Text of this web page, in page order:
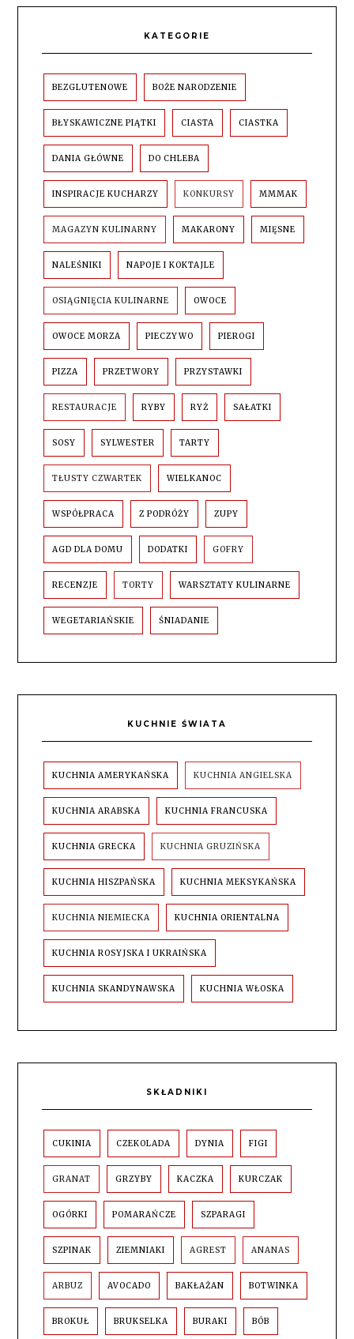
KATEGORIE
BEZGLUTENOWE BOŻE NARODZENIE
BŁYSKAWICZNE PIĄTKI CIASTA CIASTKA
DANIA GŁÓWNE DO CHLEBA
INSPIRACJE KUCHARZY KONKURSY MMMAK
MAGAZYN KULINARNY MAKARONY MIĘSNE
NALEŚNIKI NAPOJE I KOKTAJLE
OSIĄGNIĘCIA KULINARNE OWOCE
OWOCE MORZA PIECZYWO PIEROGI
PIZZA PRZETWORY PRZYSTAWKI
RESTAURACJE RYBY RYŻ SAŁATKI
SOSY SYLWESTER TARTY
TŁUSTY CZWARTEK WIELKANOC
WSPÓŁPRACA Z PODRÓŻY ZUPY
AGD DLA DOMU DODATKI GOFRY
RECENZJE TORTY WARSZTATY KULINARNE
WEGETARIAŃSKIE ŚNIADANIE
KUCHNIE ŚWIATA
KUCHNIA AMERYKAŃSKA KUCHNIA ANGIELSKA
KUCHNIA ARABSKA KUCHNIA FRANCUSKA
KUCHNIA GRECKA KUCHNIA GRUZIŃSKA
KUCHNIA HISZPAŃSKA KUCHNIA MEKSYKAŃSKA
KUCHNIA NIEMIECKA KUCHNIA ORIENTALNA
KUCHNIA ROSYJSKA I UKRAIŃSKA
KUCHNIA SKANDYNAWSKA KUCHNIA WŁOSKA
SKŁADNIKI
CUKINIA CZEKOLADA DYNIA FIGI
GRANAT GRZYBY KACZKA KURCZAK
OGÓRKI POMARAŃCZE SZPARAGI
SZPINAK ZIEMNIAKI AGREST ANANAS
ARBUZ AVOCADO BAKŁAŻAN BOTWINKA
BROKUŁ BRUKSELKA BURAKI BÓB